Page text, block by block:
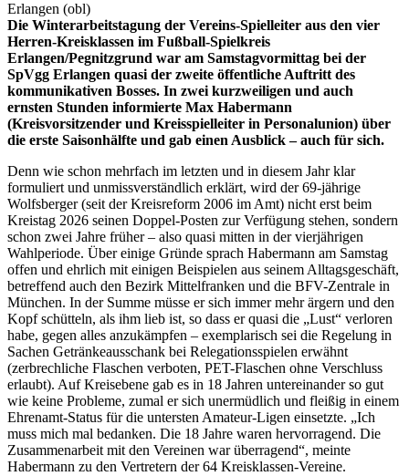
Erlangen (obl)
Die Winterarbeitstagung der Vereins-Spielleiter aus den vier
Herren-Kreisklassen im Fußball-Spielkreis
Erlangen/Pegnitzgrund war am Samstagvormittag bei der
SpVgg Erlangen quasi der zweite öffentliche Auftritt des
kommunikativen Bosses. In zwei kurzweiligen und auch
ernsten Stunden informierte Max Habermann
(Kreisvorsitzender und Kreisspielleiter in Personalunion) über
die erste Saisonhälfte und gab einen Ausblick – auch für sich.
Denn wie schon mehrfach im letzten und in diesem Jahr klar
formuliert und unmissverständlich erklärt, wird der 69-jährige
Wolfsberger (seit der Kreisreform 2006 im Amt) nicht erst beim
Kreistag 2026 seinen Doppel-Posten zur Verfügung stehen, sondern
schon zwei Jahre früher – also quasi mitten in der vierjährigen
Wahlperiode. Über einige Gründe sprach Habermann am Samstag
offen und ehrlich mit einigen Beispielen aus seinem Alltagsgeschäft,
betreffend auch den Bezirk Mittelfranken und die BFV-Zentrale in
München. In der Summe müsse er sich immer mehr ärgern und den
Kopf schütteln, als ihm lieb ist, so dass er quasi die „Lust“ verloren
habe, gegen alles anzukämpfen – exemplarisch sei die Regelung in
Sachen Getränkeausschank bei Relegationsspielen erwähnt
(zerbrechliche Flaschen verboten, PET-Flaschen ohne Verschluss
erlaubt). Auf Kreisebene gab es in 18 Jahren untereinander so gut
wie keine Probleme, zumal er sich unermüdlich und fleißig in einem
Ehrenamt-Status für die untersten Amateur-Ligen einsetzte. „Ich
muss mich mal bedanken. Die 18 Jahre waren hervorragend. Die
Zusammenarbeit mit den Vereinen war überragend“, meinte
Habermann zu den Vertretern der 64 Kreisklassen-Vereine.